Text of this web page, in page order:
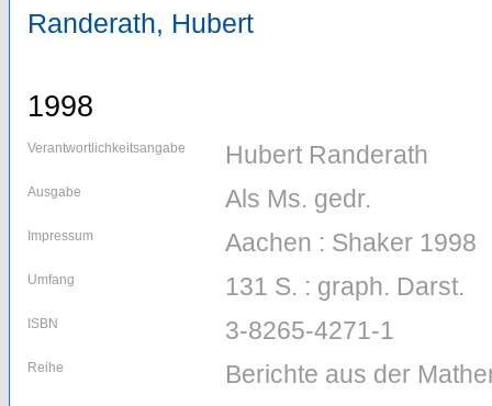
Randerath, Hubert
1998
Verantwortlichkeitsangabe Hubert Randerath
Ausgabe Als Ms. gedr.
Impressum Aachen : Shaker 1998
Umfang 131 S. : graph. Darst.
ISBN 3-8265-4271-1
Reihe Berichte aus der